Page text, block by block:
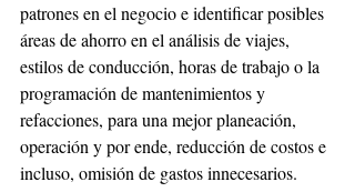
patrones en el negocio e identificar posibles
áreas de ahorro en el análisis de viajes,
estilos de conducción, horas de trabajo o la
programación de mantenimientos y
refacciones, para una mejor planeación,
operación y por ende, reducción de costos e
incluso, omisión de gastos innecesarios.